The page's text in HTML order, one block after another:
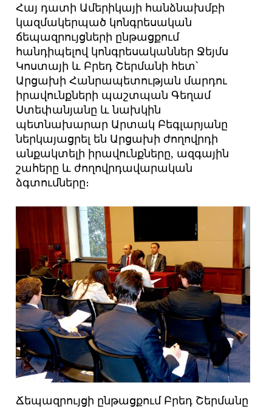
Հայ դատի Ամերիկայի հանձնախմբի
կազմակերպած կոնգրեսական
ճեպազրույցների ընթացքում
հանդիպելով կոնգրեսականներ Ջեյմս
Կոստայի և Բրեդ Շերմանի հետ՝
Արցախի Հանրապետության մարդու
իրավունքների պաշտպան Գեղամ
Ստեփանյանը և նախկին
պետնախարար Արտակ Բեգլարյանը
ներկայացրել են Արցախի ժողովրդի
անքակտելի իրավունքները, ազգային
շահերը և ժողովրդավարական
ձգտումները։
Ճեպազրույցի ընթացքում Բրեդ Շերմանը